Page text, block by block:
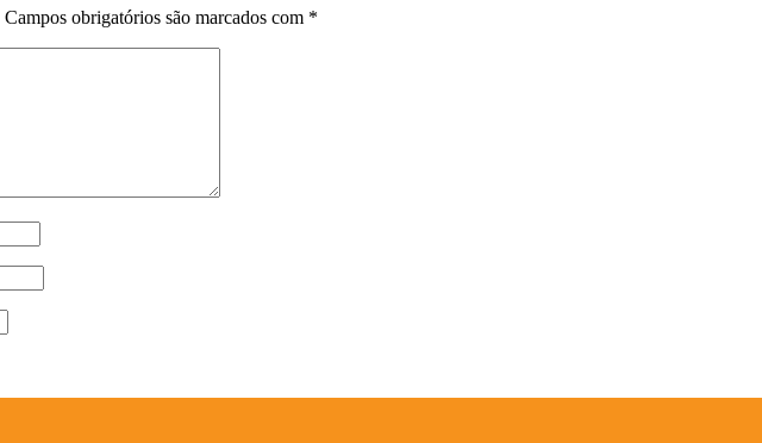
Campos obrigatórios são marcados com *